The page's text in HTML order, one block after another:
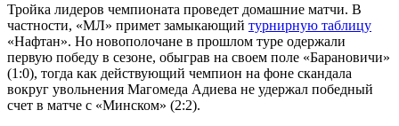
Тройка лидеров чемпионата проведет домашние матчи. В
частности, «МЛ» примет замыкающий турнирную таблицу
«Нафтан». Но новополочане в прошлом туре одержали
первую победу в сезоне, обыграв на своем поле «Барановичи»
(1:0), тогда как действующий чемпион на фоне скандала
вокруг увольнения Магомеда Адиева не удержал победный
счет в матче с «Минском» (2:2).